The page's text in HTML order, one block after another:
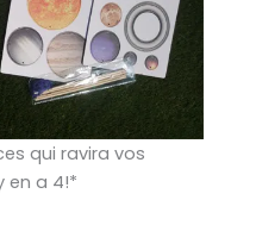
qui ravira vos
en a 4!*